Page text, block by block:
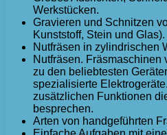
Werkstücken.
Gravieren und Schnitzen
Kunststoff, Stein und Glas).
Nutfräsen in zylindrischen
Nutfräsen. Fräsmaschinen
zu den beliebtesten
spezialisierte
zusätzlichen Funktionen
besprechen.
Arten von handgeführten